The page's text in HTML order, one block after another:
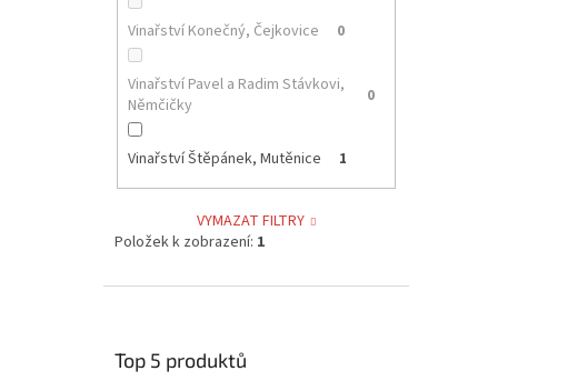
Vinařství Konečný, Čejkovice 0
Vinařství Pavel a Radim Stávkovi,
Němčičky
0
Vinařství Štěpánek, Mutěnice 1
VYMAZAT FILTRY
Položek k zobrazení: 1
Top 5 produktů